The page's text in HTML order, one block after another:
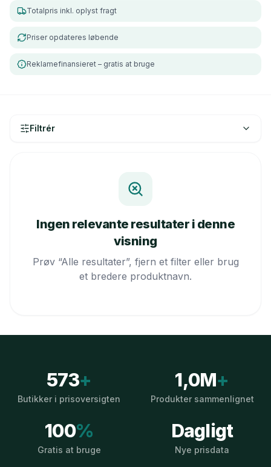
Totalpris inkl. oplyst fragt
Priser opdateres løbende
Reklamefinansieret – gratis at bruge
Filtrér
Ingen relevante resultater i denne
visning
Prøv “Alle resultater”, fjern et filter eller brug
et bredere produktnavn.
573+
Butikker i prisoversigten
1,0M+
Produkter sammenlignet
100%
Gratis at bruge
Dagligt
Nye prisdata